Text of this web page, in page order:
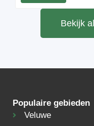
Bekijk
Populaire gebieden
Veluwe